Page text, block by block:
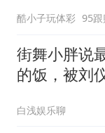
酷小子玩体彩 95
街舞小胖说
的饭，被刘
白浅娱乐聊